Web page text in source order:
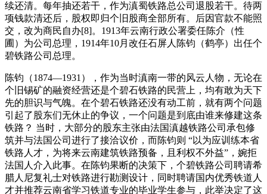
续还清。每年抽还若干，作为滇蜀铁路总公司退股若干。待两
项钱款清还后，股权即归个旧股商全部所有。后因官款不能照
交，改为商民自办[8]。1913年云南行政公署委任陈介（性
圃）为公司总理，1914年10月改任石屏人陈钧（鹤亭）出任个
碧铁路公司总理。
陈钧（1874—1931），作为当时滇南一带的风云人物，无论在
个旧锡矿的融资经营还是个碧石铁路的民营上，均有敢为天下
先的胆识与气魄。在个碧石铁路还没有动工前，就有两个问题
引起了股东们无休止的争议，一个问题是到底由谁来修建这条
铁路？ 当时，大部分的股东主张由法国滇越铁路公司承包修
筑并与法国公司进行了接洽议价，而陈钧则 “以为应训练本省
铁路人才，为将来云南建筑铁路预备，且利权不外益”，婉拒
法国人介入此事。在陈钧果断的决策下，个碧铁路公司聘请希
腊人尼复礼士对铁路进行勘测设计，同时聘请国内优秀铁道人
才并推荐云南省学习铁道专业的毕业学生参与，此举决定了这